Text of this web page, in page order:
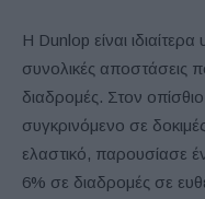
Η Dunlop είναι
συνολικές αποστάσεις
διαδρομές. Στον
συγκρινόμενο σε
ελαστικό, παρουσίασε
6% σε διαδρομές σε